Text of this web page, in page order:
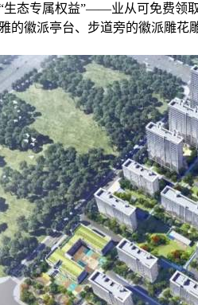
专属权益”——业从可免费领取
的徽派亭台、步道旁的徽派雕花